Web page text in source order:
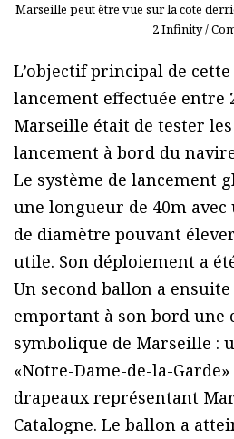
Marseille peut être vue sur la cote
2 Infinity /
L’objectif principal de
lancement effectuée entre
Marseille était de tester
lancement à bord du
Le système de lancement
une longueur de 40m
de diamètre pouvant
utile. Son déploiement a
Un second ballon a ensuite
emportant à son bord une
symbolique de Marseille :
«Notre-Dame-de-la-
drapeaux représentant
Catalogne. Le ballon a